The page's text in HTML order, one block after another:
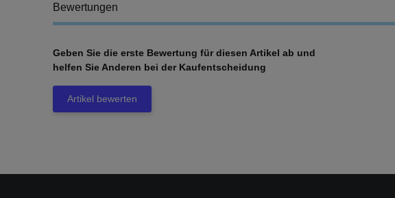
Bewertungen
Geben Sie die erste Bewertung für diesen Artikel ab und
helfen Sie Anderen bei der Kaufentscheidung
Artikel bewerten